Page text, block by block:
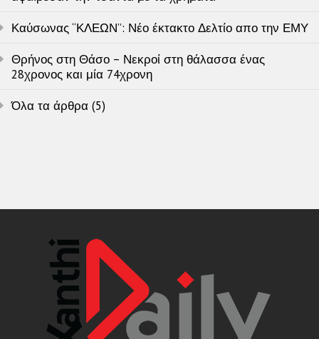
Καύσωνας “ΚΛΕΩΝ”: Νέο έκτακτο Δελτίο απο την ΕΜΥ
Θρήνος στη Θάσο – Νεκροί στη θάλασσα ένας
28χρονος και μία 74χρονη
Όλα τα άρθρα (5)